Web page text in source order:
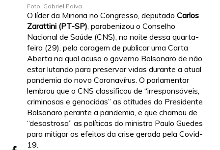
Foto: Gabriel Paiva
O líder da Minoria no Congresso, deputado Carlos
Zarattini (PT-SP) , parabenizou o Conselho
Nacional de Saúde (CNS), na noite dessa quarta-
feira (29), pela coragem de publicar uma Carta
Aberta na qual acusa o governo Bolsonaro de não
estar lutando para preservar vidas durante a atual
pandemia do novo Coronavírus. O parlamentar
lembrou que o CNS classificou de “irresponsáveis,
criminosas e genocidas” as atitudes do Presidente
Bolsonaro perante a pandemia, e que chamou de
“desastrosa” as políticas do ministro Paulo Guedes
para mitigar os efeitos da crise gerada pela Covid-
19.